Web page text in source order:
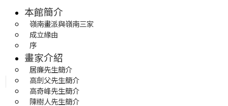
本館簡介
嶺南畫派與嶺南三家
成立緣由
序
畫家介紹
居廉先生簡介
高劍父先生簡介
高奇峰先生簡介
陳樹人先生簡介